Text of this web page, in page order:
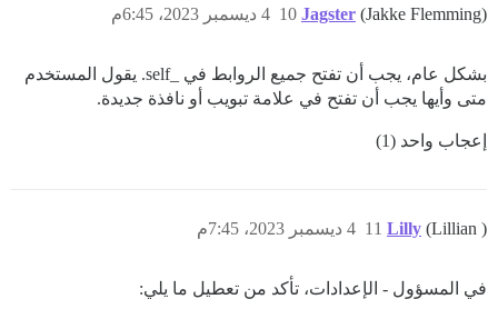
Jagster (Jakke Flemming) 4 ديسمبر 2023، 6:45م 10
بشكل عام، يجب أن تفتح جميع الروابط في _self. يقول المستخدم
متى وأيها يجب أن تفتح في علامة تبويب أو نافذة جديدة.
إعجاب واحد (1)
Lilly (Lillian ) 4 ديسمبر 2023، 7:45م 11
في المسؤول - الإعدادات، تأكد من تعطيل ما يلي: